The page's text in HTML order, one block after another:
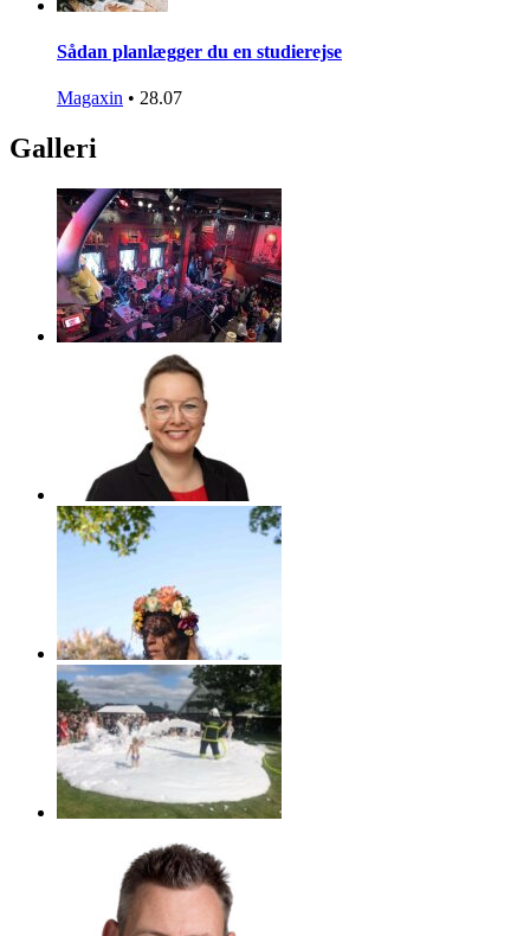
Sådan planlægger du en studierejse
Magaxin • 28.07
Galleri